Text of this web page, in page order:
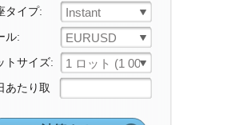
タイプ: Instant
ル: EURUSD
トサイズ: 1 ロット (1 000 ユニット)
あたり取